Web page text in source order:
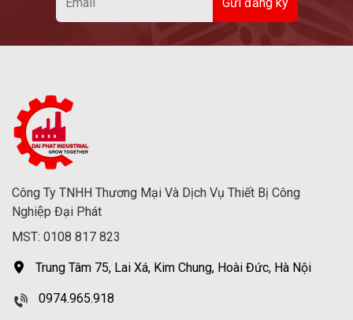
Công Ty TNHH Thương Mại Và Dịch Vụ Thiết Bị Công
Nghiệp Đại Phát
MST: 0108 817 823
Trung Tâm 75, Lai Xá, Kim Chung, Hoài Đức, Hà Nội
0974.965.918